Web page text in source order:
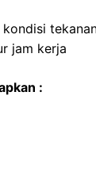
jam kerja
: